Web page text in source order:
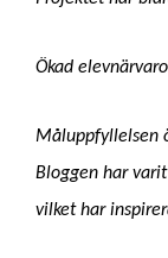
Ökad
Måluppfyllelsen
Bloggen har
vilket har